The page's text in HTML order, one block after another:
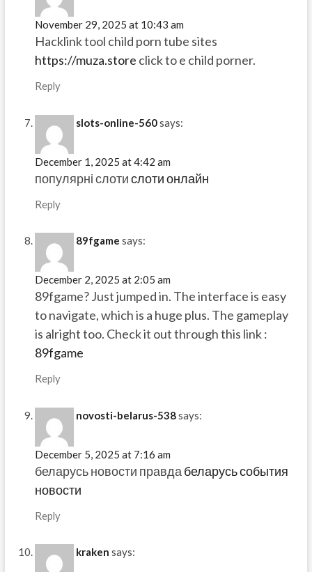
November 29, 2025 at 10:43 am
Hacklink tool child porn tube sites
https://muza.store click to e child porner.
Reply
slots-online-560says:
December 1, 2025 at 4:42 am
популярні слотислоти онлайн
Reply
89fgame says:
December 2, 2025 at 2:05 am
89fgame? Just jumped in. The interface is easy
to navigate, which is a huge plus. The gameplay
is alright too. Check it out through this link :
89fgame
Reply
novosti-belarus-538says:
December 5, 2025 at 7:16 am
беларусь новости правда беларусь события
новости
Reply
kraken says: